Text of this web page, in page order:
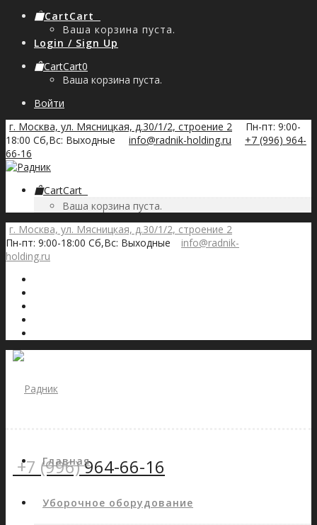
CartCart
Ваша корзина пуста.
Login / Sign Up
CartCart0
Ваша корзина пуста.
Войти
г. Москва, ул. Мясницкая, д.30/1/2, строение 2
Пн-пт: 9:00-
18:00 Сб,Вс: Выходные
info@radnik-holding.ru
+7 (996) 964-
66-16
CartCart
Ваша корзина пуста.
г. Москва, ул. Мясницкая, д.30/1/2, строение 2
Пн-пт: 9:00-18:00 Сб,Вс: Выходные
info@radnik-
holding.ru
+7 (996)964-66-16
Главная
Уборочное оборудование